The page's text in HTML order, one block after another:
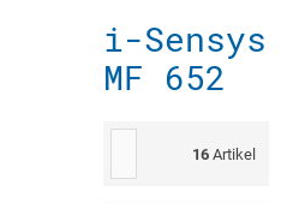
i-Sensys
MF 652
16 Artikel